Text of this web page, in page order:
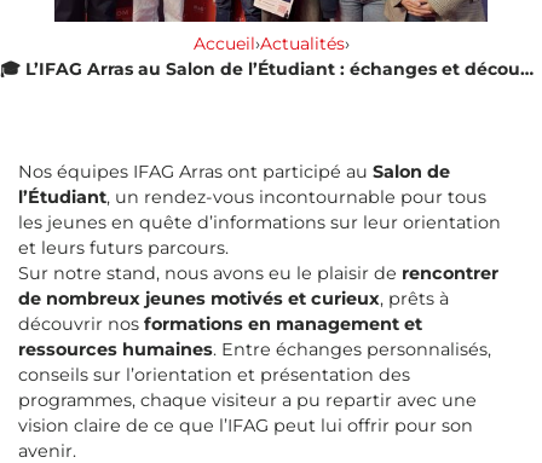
Accueil›Actualités›
🎓 L’IFAG Arras au Salon de l’Étudiant : échanges et découvertes
Nos équipes IFAG Arras ont participé au Salon de
l’Étudiant, un rendez-vous incontournable pour tous
les jeunes en quête d’informations sur leur orientation
et leurs futurs parcours.
Sur notre stand, nous avons eu le plaisir de rencontrer
de nombreux jeunes motivés et curieux, prêts à
découvrir nos formations en management et
ressources humaines. Entre échanges personnalisés,
conseils sur l’orientation et présentation des
programmes, chaque visiteur a pu repartir avec une
vision claire de ce que l’IFAG peut lui offrir pour son
avenir.